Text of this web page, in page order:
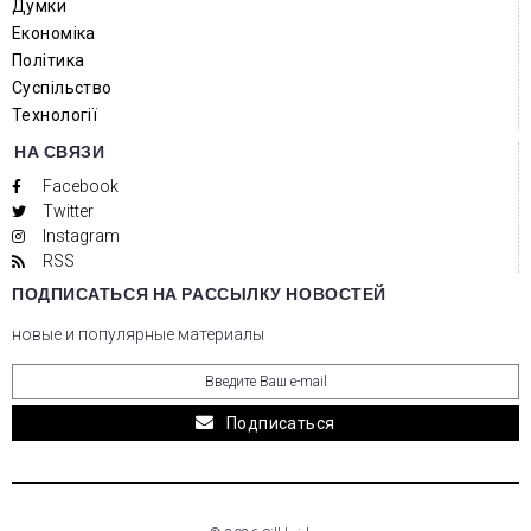
Думки
Економіка
Політика
Суспільство
Технології
НА СВЯЗИ
Facebook
Twitter
Instagram
RSS
ПОДПИСАТЬСЯ НА РАССЫЛКУ НОВОСТЕЙ
новые и популярные материалы
Подписаться